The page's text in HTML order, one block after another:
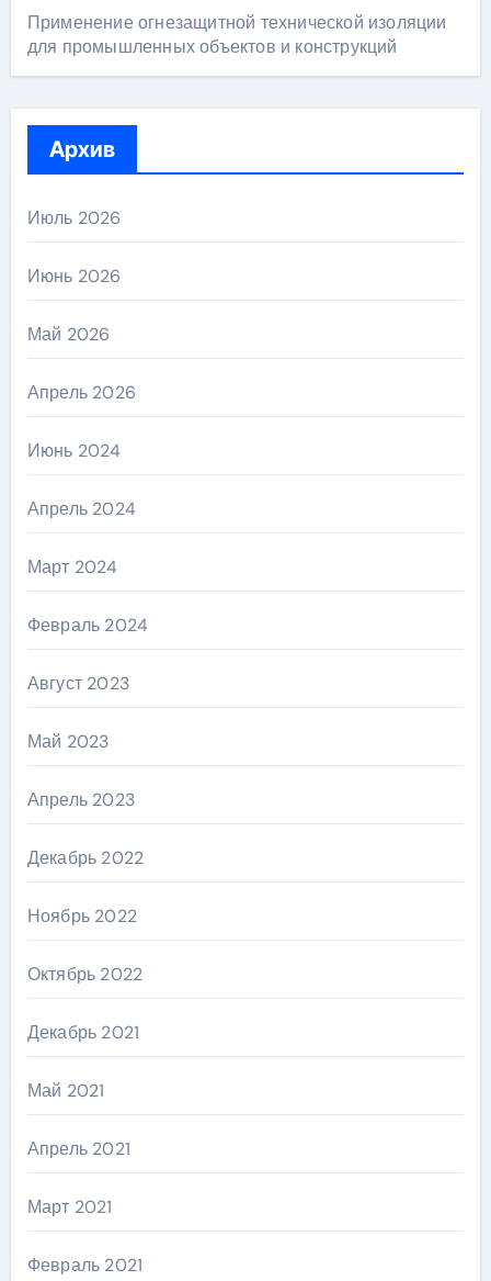
Применение огнезащитной технической изоляции
для промышленных объектов и конструкций
Архив
Июль 2026
Июнь 2026
Май 2026
Апрель 2026
Июнь 2024
Апрель 2024
Март 2024
Февраль 2024
Август 2023
Май 2023
Апрель 2023
Декабрь 2022
Ноябрь 2022
Октябрь 2022
Декабрь 2021
Май 2021
Апрель 2021
Март 2021
Февраль 2021